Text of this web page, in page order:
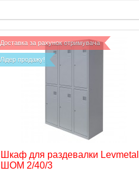
Доставка за рахунок отримувача
Лідер продажу!
Шкаф для раздевалки Levmetal
ШОМ 2/40/3